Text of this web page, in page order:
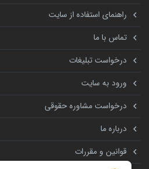
راهنمای استفاده از سایت
تماس با ما
درخواست تبلیغات
ورود به سایت
درخواست مشاوره حقوقی
درباره ما
قوانین و مقررات